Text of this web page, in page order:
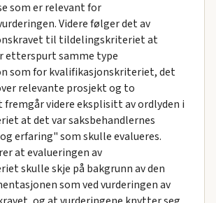
som er relevant for
Videre følger det av
til tildelingskriteriet at
etterspurt samme type
som for kvalifikasjonskriteriet, det
relevante prosjekt og to
fremgår videre eksplisitt av ordlyden i
at det var saksbehandlernes
erfaring" som skulle evalueres.
at evalueringen av
skulle skje på bakgrunn av den
som ved vurderingen av